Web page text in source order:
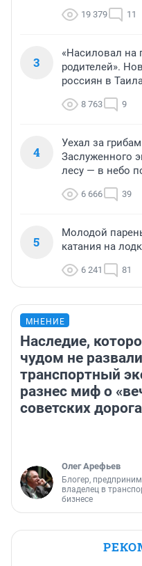
19 379 11
3
«Насиловал на
родителей».
россиян в
8 763 9
4
Уехал за
Заслуженного
лесу — в небо
6 666 39
5
Молодой
катания на
6 241 81
МНЕНИЕ
Наследие,
чудом не
транспортный
разнес миф о
советских
Олег Арефьев
Блогер,
владелец в
бизнесе